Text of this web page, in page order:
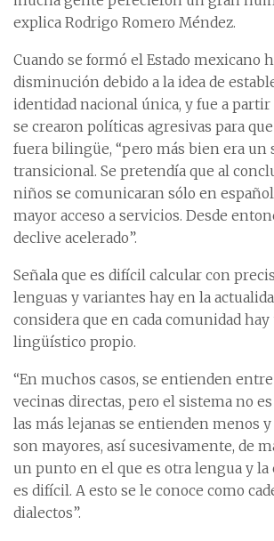
explica Rodrigo Romero Méndez.
Cuando se formó el Estado mexicano
disminución debido a la idea de
identidad nacional única, y fue a partir
se crearon políticas agresivas para
fuera bilingüe, “pero más bien era un
transicional. Se pretendía que al
niños se comunicaran sólo en
mayor acceso a servicios. Desde
declive acelerado”.
Señala que es difícil calcular con
lenguas y variantes hay en la
considera que en cada comunidad
lingüístico propio.
“En muchos casos, se entienden
vecinas directas, pero el sistema no
las más lejanas se entienden menos
son mayores, así sucesivamente, de
un punto en el que es otra lengua y
es difícil. A esto se le conoce como
dialectos”.